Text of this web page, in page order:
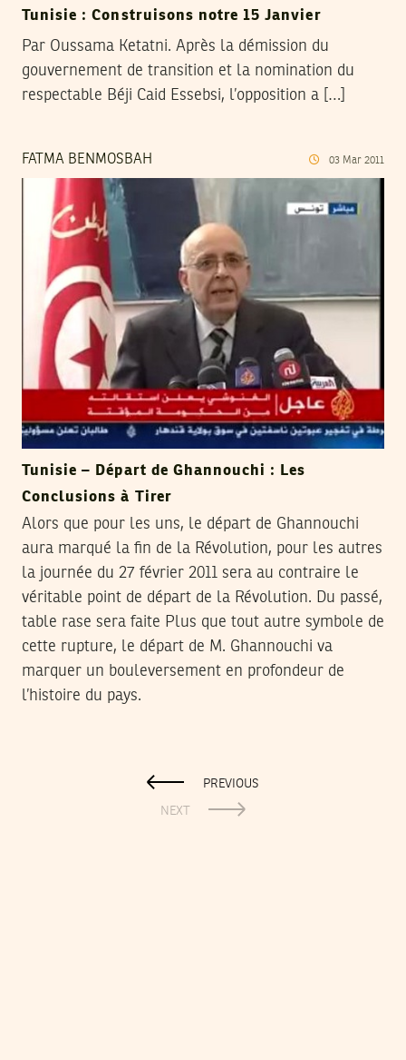
Tunisie : Construisons notre 15 Janvier
Par Oussama Ketatni. Après la démission du
gouvernement de transition et la nomination du
respectable Béji Caid Essebsi, l’opposition a […]
FATMA BENMOSBAH 03 Mar 2011
Tunisie – Départ de Ghannouchi : Les
Conclusions à Tirer
Alors que pour les uns, le départ de Ghannouchi
aura marqué la fin de la Révolution, pour les autres
la journée du 27 février 2011 sera au contraire le
véritable point de départ de la Révolution. Du passé,
table rase sera faite Plus que tout autre symbole de
cette rupture, le départ de M. Ghannouchi va
marquer un bouleversement en profondeur de
l’histoire du pays.
PREVIOUS
NEXT